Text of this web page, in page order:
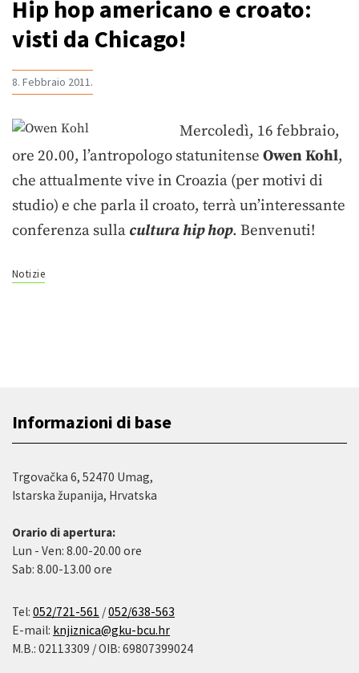
Hip hop americano e croato:
visti da Chicago!
8. Febbraio 2011.
Mercoledì, 16 febbraio,
ore 20.00, l’antropologo statunitense Owen Kohl,
che attualmente vive in Croazia (per motivi di
studio) e che parla il croato, terrà un’interessante
conferenza sulla cultura hip hop. Benvenuti!
Notizie
Informazioni di base
Trgovačka 6, 52470 Umag,
Istarska županija, Hrvatska
Orario di apertura:
Lun - Ven: 8.00-20.00 ore
Sab: 8.00-13.00 ore
Tel: 052/721-561 /052/638-563
E-mail: knjiznica@gku-bcu.hr
M.B.: 02113309 / OIB: 69807399024